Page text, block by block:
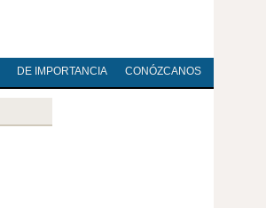
DE IMPORTANCIA CONÓZCANOS